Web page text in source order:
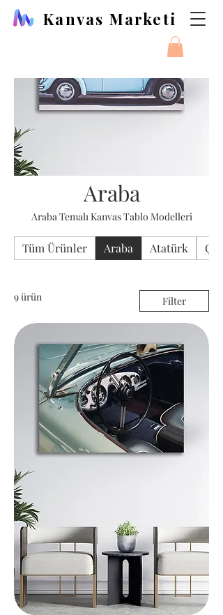
Kanvas Marketi
Araba
Araba Temalı Kanvas Tablo Modelleri
Tüm Ürünler Araba Atatürk
9 ürün Filter